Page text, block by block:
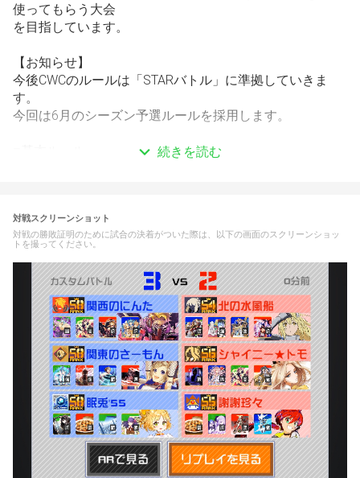
使ってもらう大会
を目指しています。
【お知らせ】
今後CWCのルールは「STARバトル」に準拠していきま
す。
今回は6月のシーズン予選ルールを採用します。
・バトル間のヒーロー/デッキ変更は勝敗にかかわらず可
能
た場合その試合を敗北とする
トーナメント出場が33チーム以上参加の場合
ベスト32までBO1(先に1勝したチームの勝利)、以降BO3
・公式ルール採用
・バトル間のヒーロー/デッキ変更は勝敗にかかわらず可
・禁止行為(カード被り、禁止カードの使用)などが発覚し
た場合その試合を敗北とする
■対戦時の注意点
・ゲーム中の不慮の事故(ラグ、クラッシュなど)による再
続きを読む
対戦スクリーンショット
対戦の勝敗証明のために試合の決着がついた際は、以下の画面のスクリーンショッ
トを撮ってください。